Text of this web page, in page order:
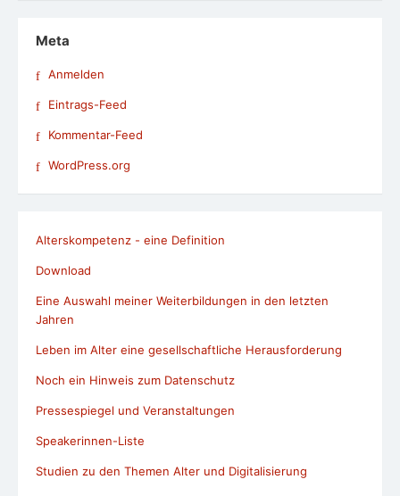
Meta
Anmelden
Eintrags-Feed
Kommentar-Feed
WordPress.org
Alterskompetenz - eine Definition
Download
Eine Auswahl meiner Weiterbildungen in den letzten
Jahren
Leben im Alter eine gesellschaftliche Herausforderung
Noch ein Hinweis zum Datenschutz
Pressespiegel und Veranstaltungen
Speakerinnen-Liste
Studien zu den Themen Alter und Digitalisierung